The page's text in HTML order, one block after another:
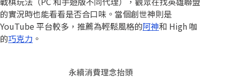
的實況時也能看看是否合口味。當個創世神則是
YouTube 平台較多，推薦為輕鬆風格的阿神和 High 咖
的巧克力 。